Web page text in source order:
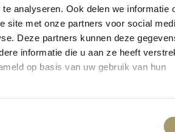
analyseren. Ook delen we informatie
site met onze partners voor social
Deze partners kunnen deze
informatie die u aan ze heeft
op basis van uw gebruik van hun
Onze winkel wordt momenteel
zal binnenkort online komen!